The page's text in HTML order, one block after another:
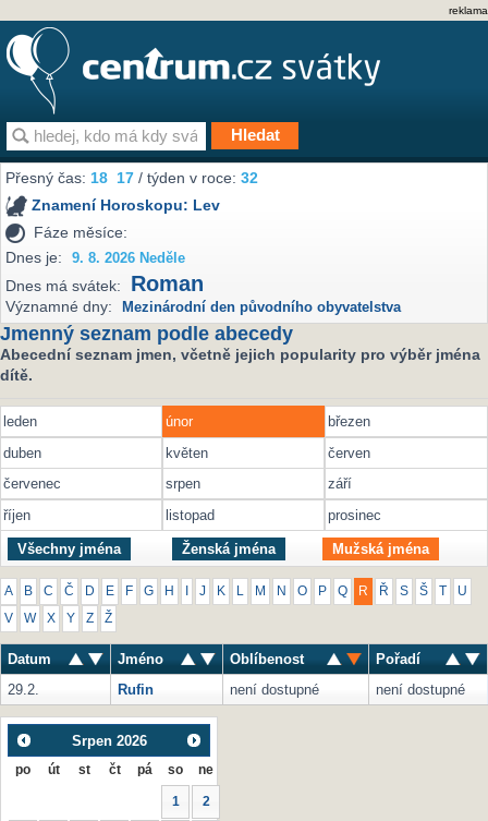
reklama
Přesný čas:18 17 / týden v roce:32
Znamení Horoskopu: Lev
Fáze měsíce:
Dnes je:
9. 8. 2026 Neděle
Dnes má svátek: Roman
Významné dny: Mezinárodní den původního obyvatelstva
Jmenný seznam podle abecedy
Abecední seznam jmen, včetně jejich popularity pro výběr jména
dítě.
leden únor
březen
duben
květen
červen
červenec
srpen
září
říjen
listopad prosinec
Všechny jména Ženská jména Mužská jména
A B C Č D E F G H J K M N O P Q R Ř S Š U
V W X Y Z Ž
Datum Jméno Oblíbenost
Pořadí
29.2.
Rufin není dostupné není dostupné
Srpen 2026
po út st čt pá so ne
1 2